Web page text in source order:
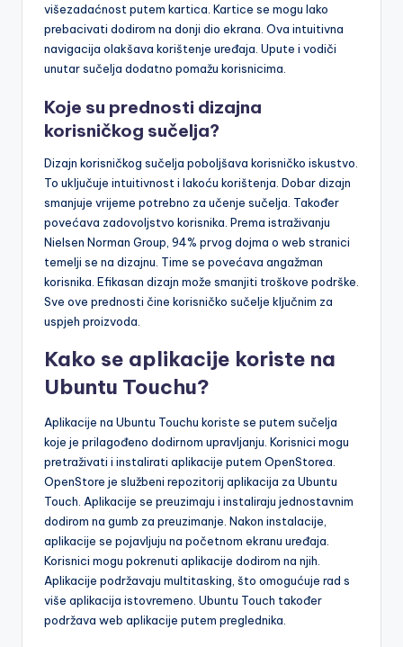
višezadaćnost putem kartica. Kartice se mogu lako
prebacivati dodirom na donji dio ekrana. Ova intuitivna
navigacija olakšava korištenje uređaja. Upute i vodiči
unutar sučelja dodatno pomažu korisnicima.
Koje su prednosti dizajna
korisničkog sučelja?
Dizajn korisničkog sučelja poboljšava korisničko iskustvo.
To uključuje intuitivnost i lakoću korištenja. Dobar dizajn
smanjuje vrijeme potrebno za učenje sučelja. Također
povećava zadovoljstvo korisnika. Prema istraživanju
Nielsen Norman Group, 94% prvog dojma o web stranici
temelji se na dizajnu. Time se povećava angažman
korisnika. Efikasan dizajn može smanjiti troškove podrške.
Sve ove prednosti čine korisničko sučelje ključnim za
uspjeh proizvoda.
Kako se aplikacije koriste na
Ubuntu Touchu?
Aplikacije na Ubuntu Touchu koriste se putem sučelja
koje je prilagođeno dodirnom upravljanju. Korisnici mogu
pretraživati i instalirati aplikacije putem OpenStorea.
OpenStore je službeni repozitorij aplikacija za Ubuntu
Touch. Aplikacije se preuzimaju i instaliraju jednostavnim
dodirom na gumb za preuzimanje. Nakon instalacije,
aplikacije se pojavljuju na početnom ekranu uređaja.
Korisnici mogu pokrenuti aplikacije dodirom na njih.
Aplikacije podržavaju multitasking, što omogućuje rad s
više aplikacija istovremeno. Ubuntu Touch također
podržava web aplikacije putem preglednika.